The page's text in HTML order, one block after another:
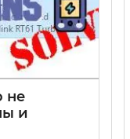
не
и